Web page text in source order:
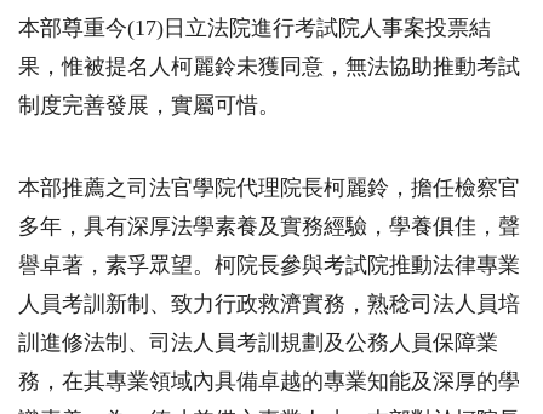
本部尊重今(17)日立法院進行考試院人事案投票結
果，惟被提名人柯麗鈴未獲同意，無法協助推動考試
制度完善發展，實屬可惜。
本部推薦之司法官學院代理院長柯麗鈴，擔任檢察官
多年，具有深厚法學素養及實務經驗，學養俱佳，聲
譽卓著，素孚眾望。柯院長參與考試院推動法律專業
人員考訓新制、致力行政救濟實務，熟稔司法人員培
訓進修法制、司法人員考訓規劃及公務人員保障業
務，在其專業領域內具備卓越的專業知能及深厚的學